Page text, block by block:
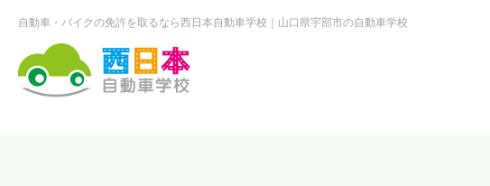
自動車・バイクの免許を取るなら西日本自動車学校 山口県宇部市の自動車学校